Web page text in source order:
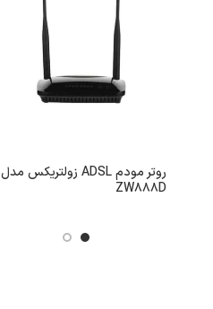
روتر مودم ADSL زولتریکس مدل
ZW888D